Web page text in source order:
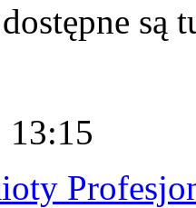
są
13:15